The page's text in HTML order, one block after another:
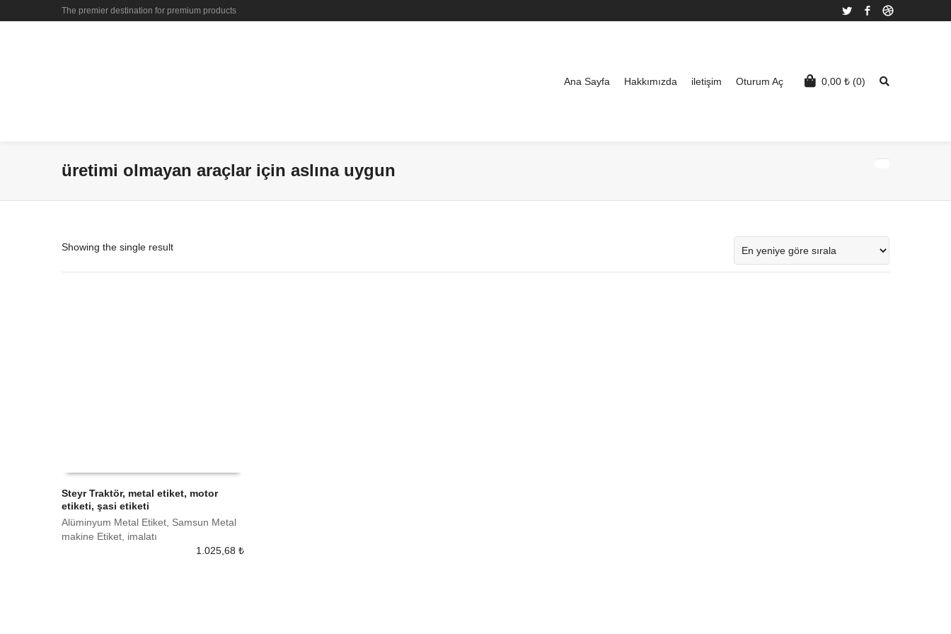
The premier destination for premium products Twitter Facebook
0,00 ₺ (0)
Ana Sayfa Hakkımızda iletişim Oturum Aç
üretimi olmayan araçlar için aslına uygun
Showing the single result
Steyr Traktör, metal etiket, motor
etiketi, şasi etiketi
Alüminyum Metal Etiket, Samsun Metal
makine Etiket, imalatı
1.025,68 ₺